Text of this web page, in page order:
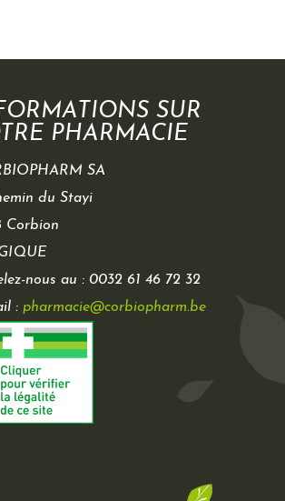
SUR
PHARMACIE
SA
du Stayi
Corbion
nous au : 0032 61 46 72 32
: pharmacie@corbiopharm.be